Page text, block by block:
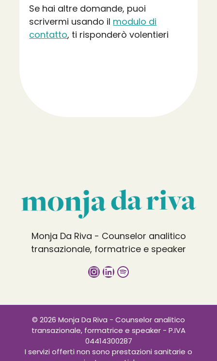
Se hai altre domande, puoi
scrivermi usando il modulo di
contatto, ti risponderò volentieri
Monja Da Riva - Counselor analitico
transazionale, formatrice e speaker
Instagram
LinkedIn
Spotify
© 2026 Monja Da Riva - Counselor analitico
transazionale, formatrice e speaker - P.IVA
04414300287
I servizi offerti non sono prestazioni sanitarie o